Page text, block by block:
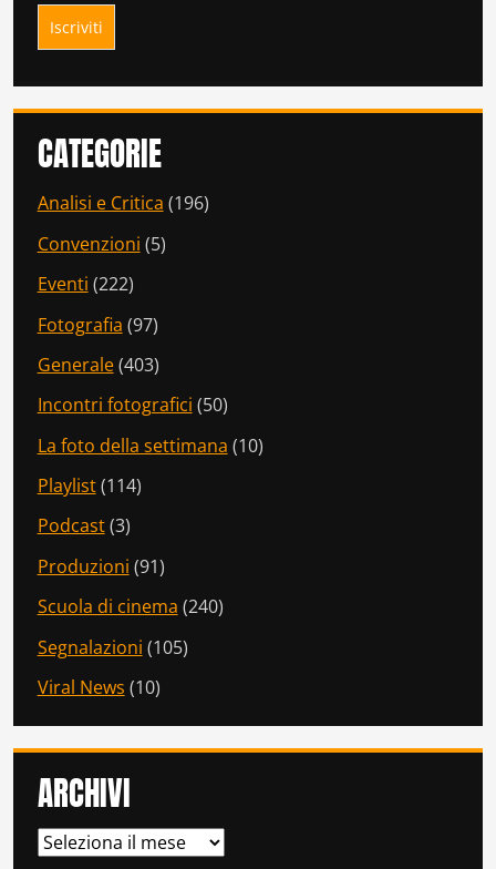
CATEGORIE
Analisi e Critica (196)
Convenzioni (5)
Eventi (222)
Fotografia (97)
Generale(403)
Incontri fotografici (50)
La foto della settimana (10)
Playlist(114)
Podcast(3)
Produzioni (91)
Scuola di cinema (240)
Segnalazioni (105)
Viral News (10)
ARCHIVI
ARCHIVI